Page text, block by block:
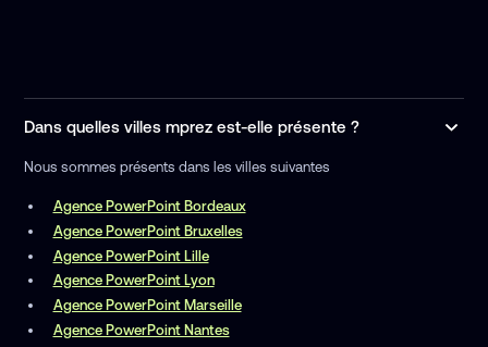
Dans quelles villes mprez est-elle présente ?
Nous sommes présents dans les villes suivantes
Agence PowerPoint Bordeaux
Agence PowerPoint Bruxelles
Agence PowerPoint Lille
Agence PowerPoint Lyon
Agence PowerPoint Marseille
Agence PowerPoint Nantes